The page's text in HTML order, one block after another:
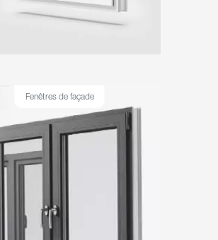
Fenêtres de façade